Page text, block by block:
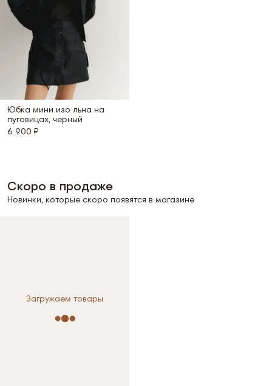
Выберите размер
Юбка мини изо льна на
пуговицах, черный
6 900 ₽
Скоро в продаже
Новинки, которые скоро появятся в магазине
Загружаем товары